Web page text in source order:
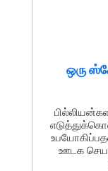
ஒரு
ஊடக